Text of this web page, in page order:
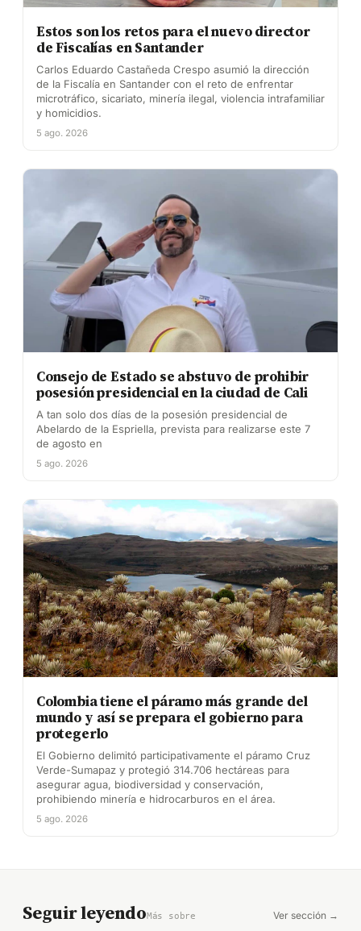
Estos son los retos para el nuevo director
de Fiscalías en Santander
Carlos Eduardo Castañeda Crespo asumió la dirección
de la Fiscalía en Santander con el reto de enfrentar
microtráfico, sicariato, minería ilegal, violencia intrafamiliar
y homicidios.
5 ago. 2026
Consejo de Estado se abstuvo de prohibir
posesión presidencial en la ciudad de Cali
A tan solo dos días de la posesión presidencial de
Abelardo de la Espriella, prevista para realizarse este 7
de agosto en
5 ago. 2026
Colombia tiene el páramo más grande del
mundo y así se prepara el gobierno para
protegerlo
El Gobierno delimitó participativamente el páramo Cruz
Verde-Sumapaz y protegió 314.706 hectáreas para
asegurar agua, biodiversidad y conservación,
prohibiendo minería e hidrocarburos en el área.
5 ago. 2026
Seguir leyendoMás sobre Ver sección →